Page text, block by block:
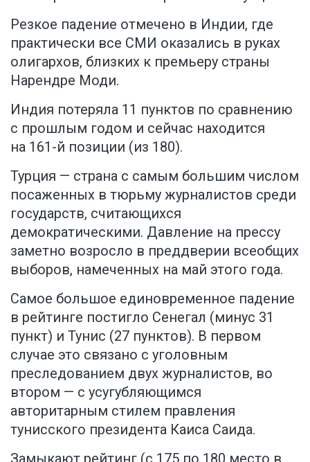
Резкое падение отмечено в Индии, где
практически все СМИ оказались в руках
олигархов, близких к премьеру страны
Нарендре Моди.
Индия потеряла 11 пунктов по сравнению
с прошлым годом и сейчас находится
на 161-й позиции (из 180).
Турция — страна с самым большим числом
посаженных в тюрьму журналистов среди
государств, считающихся
демократическими. Давление на прессу
заметно возросло в преддверии всеобщих
выборов, намеченных на май этого года.
Самое большое единовременное падение
в рейтинге постигло Сенегал (минус 31
пункт) и Тунис (27 пунктов). В первом
случае это связано с уголовным
преследованием двух журналистов, во
втором — с усугубляющимся
авторитарным стилем правления
тунисского президента Каиса Саида.
Замыкают рейтинг (с 175 по 180 место в